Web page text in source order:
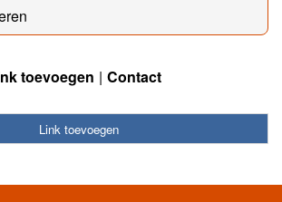
toevoegen Contact
Link toevoegen